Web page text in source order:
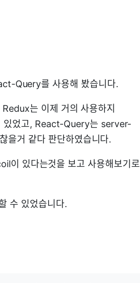
Query를 사용해 봤습니다.
는 이제 거의 사용하지
있었고, React-Query는 server-
을거 같다 판단하였습니다.
이 있다는것을 보고 사용해보기로
수 있었습니다.